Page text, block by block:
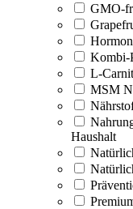
GMO-
Kombi-
L-
MSM
Haushalt